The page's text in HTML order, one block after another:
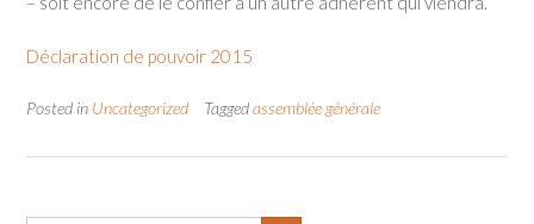
Déclaration de pouvoir 2015
Posted in Uncategorized Taggedassemblée générale